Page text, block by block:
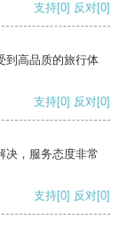
支持[0] 反对[0]
到高品质的旅行体
支持[0] 反对[0]
决，服务态度非常
支持[0] 反对[0]